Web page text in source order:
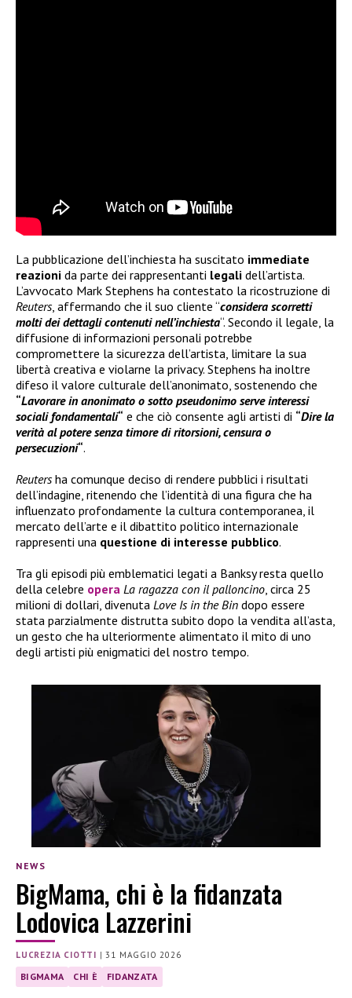
La pubblicazione dell’inchiesta ha suscitato immediate
reazioni da parte dei rappresentanti legali dell’artista.
L’avvocato Mark Stephens ha contestato la ricostruzione di
Reuters, affermando che il suo cliente “considera scorretti
molti dei dettagli contenuti nell’inchiesta“. Secondo il legale, la
diffusione di informazioni personali potrebbe
compromettere la sicurezza dell’artista, limitare la sua
libertà creativa e violarne la privacy. Stephens ha inoltre
difeso il valore culturale dell’anonimato, sostenendo che
“Lavorare in anonimato o sotto pseudonimo serve interessi
sociali fondamentali“ e che ciò consente agli artisti di “Dire la
verità al potere senza timore di ritorsioni, censura o
persecuzioni“.
Reutersha comunque deciso di rendere pubblici i risultati
dell’indagine, ritenendo che l’identità di una figura che ha
influenzato profondamente la cultura contemporanea, il
mercato dell’arte e il dibattito politico internazionale
rappresenti una questione di interesse pubblico.
Tra gli episodi più emblematici legati a Banksy resta quello
della celebre opera La ragazza con il palloncino, circa 25
milioni di dollari, divenuta Love Is in the Bin dopo essere
stata parzialmente distrutta subito dopo la vendita all’asta,
un gesto che ha ulteriormente alimentato il mito di uno
degli artisti più enigmatici del nostro tempo.
NEWS
BigMama, chi è la fidanzata
Lodovica Lazzerini
LUCREZIA CIOTTI |31 MAGGIO 2026
BIGMAMA CHI È FIDANZATA